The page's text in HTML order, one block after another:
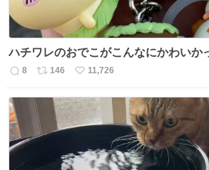
ハチワレのおでこがこんなにかわいか
返
数
8
リ
ス
ト
数
146
い
ね
数
11,726